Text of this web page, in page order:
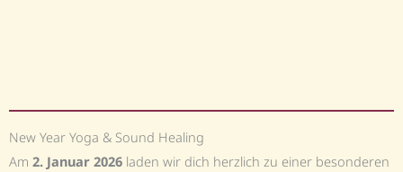
New Year Yoga & Sound Healing
Am 2. Januar 2026 laden wir dich herzlich zu einer besonderen